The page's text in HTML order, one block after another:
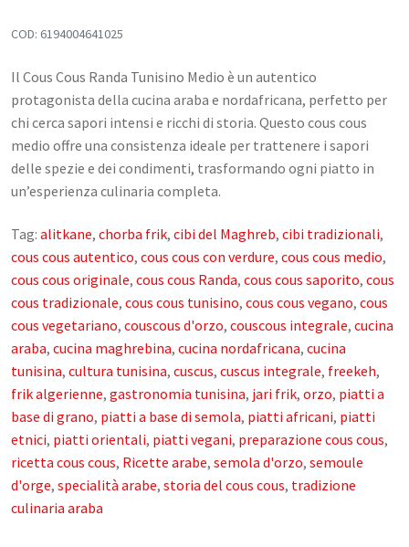
Spalmabili
Frutta secca, disidratata e Semi
Snack Salati e Aperitivi
Bevande
Pasticceria e dolci
Cosmesi
Creme corpo
Burri e Oli naturali
Argilla e Fanghi
Igiene orale
Oli Essenziali
Henné
Accessori
COD: 6194004641025
Il Cous Cous Randa Tunisino Medio è un autentico
protagonista della cucina araba e nordafricana, perfetto per
chi cerca sapori intensi e ricchi di storia. Questo cous cous
medio offre una consistenza ideale per trattenere i sapori
delle spezie e dei condimenti, trasformando ogni piatto in
un’esperienza culinaria completa.
Tag: alitkane, chorba frik, cibi del Maghreb, cibi tradizionali,
cous cous autentico, cous cous con verdure, cous cous medio,
cous cous originale, cous cous Randa, cous cous saporito, cous
cous tradizionale, cous cous tunisino, cous cous vegano, cous
cous vegetariano, couscous d'orzo, couscous integrale, cucina
araba, cucina maghrebina, cucina nordafricana, cucina
tunisina, cultura tunisina, cuscus, cuscus integrale, freekeh,
frik algerienne, gastronomia tunisina, jari frik, orzo, piatti a
base di grano, piatti a base di semola, piatti africani, piatti
etnici, piatti orientali, piatti vegani, preparazione cous cous,
ricetta cous cous, Ricette arabe, semola d'orzo, semoule
d'orge, specialità arabe, storia del cous cous, tradizione
culinaria araba